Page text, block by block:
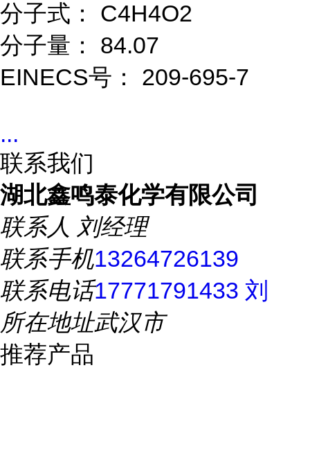
分子式： C4H4O2
分子量： 84.07
EINECS号： 209-695-7
...
联系我们
湖北鑫鸣泰化学有限公司
联系人 刘经理
联系手机13264726139
联系电话17771791433 刘
所在地址武汉市
推荐产品